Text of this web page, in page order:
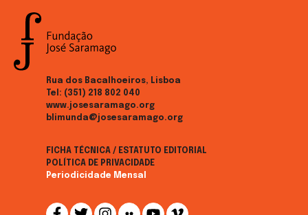
Rua dos Bacalhoeiros, Lisboa
Tel: (351) 218 802 040
www.josesaramago.org
blimunda@josesaramago.org
FICHA TÉCNICA / ESTATUTO EDITORIAL
POLÍTICA DE PRIVACIDADE
Periodicidade Mensal